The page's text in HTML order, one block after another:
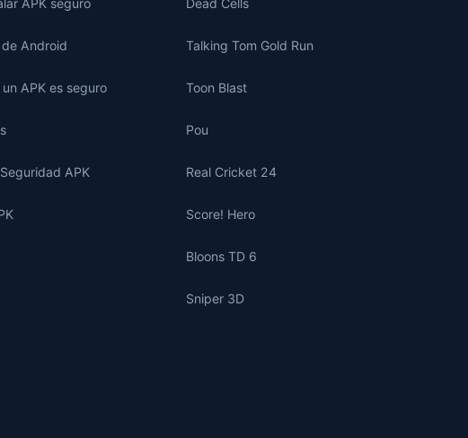
Android
APK es seguro
APK
Talking Tom Gold Run
Toon Blast
Pou
Real Cricket 24
Score! Hero
Bloons TD 6
Sniper 3D